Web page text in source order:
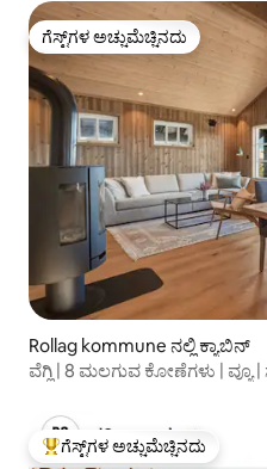
ಗೆಸ್ಟ್‌ಗಳ ಅಚ್ಚುಮೆಚ್ಚಿನದು
ಗೆಸ್ಟ್‌ಗಳ ಅಚ್ಚುಮೆಚ್ಚಿನದು
Rollag kommune ನಲ್ಲಿ ಕ್ಯಾಬಿನ್
ವೆಗ್ಲಿ | 8 ಮಲಗುವ ಕೋಣೆಗಳು |
ಗೆಸ್ಟ್‌ಗಳಿಗೆ ಅತಿ ಹೆಚ್ಚು ಅಚ್ಚುಮೆಚ್ಚಿನದು
ಗೆಸ್ಟ್‌ಗಳ ಅಚ್ಚುಮೆಚ್ಚಿನದು